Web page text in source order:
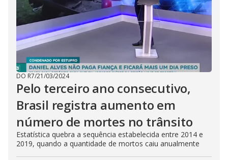
DO R7/21/03/2024
Pelo terceiro ano consecutivo,
Brasil registra aumento em
número de mortes no trânsito
Estatística quebra a sequência estabelecida entre 2014 e
2019, quando a quantidade de mortos caiu anualmente